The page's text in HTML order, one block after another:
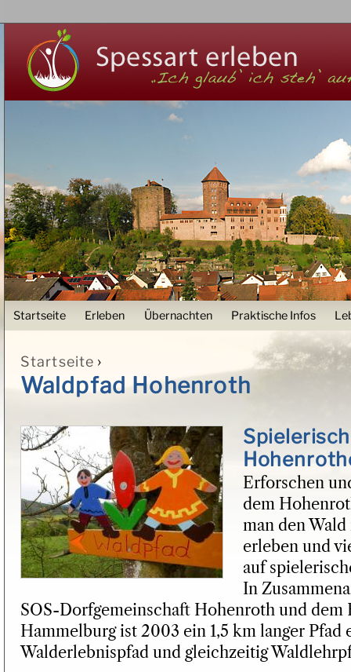
User menu
Startseite Erleben Übernachten Praktische Infos
Sie sind hier
Startseite ›
Waldpfad Hohenroth
Erforschen
dem
man den
erleben und
auf
In
SOS-Dorfgemeinschaft Hohenroth und dem
Hammelburg ist 2003 ein 1,5 km langer Pfad
Walderlebnispfad und gleichzeitig